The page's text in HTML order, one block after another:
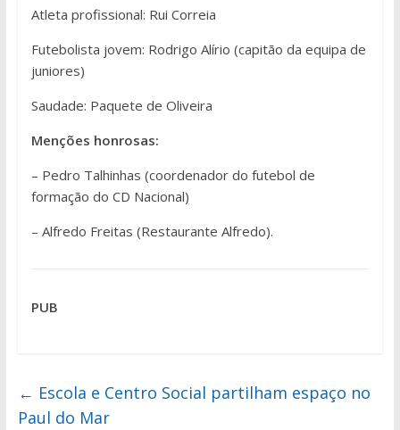
Atleta profissional: Rui Correia
Futebolista jovem: Rodrigo Alírio (capitão da equipa de
juniores)
Saudade: Paquete de Oliveira
Menções honrosas:
– Pedro Talhinhas (coordenador do futebol de
formação do CD Nacional)
– Alfredo Freitas (Restaurante Alfredo).
PUB
← Escola e Centro Social partilham espaço no
Paul do Mar